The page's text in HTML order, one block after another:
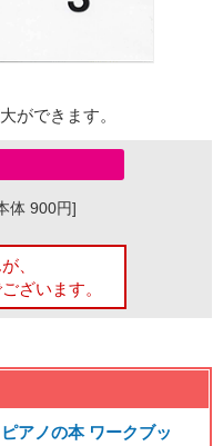
ができます。
体 900円]
、
ざいます。
アノの本 ワークブッ